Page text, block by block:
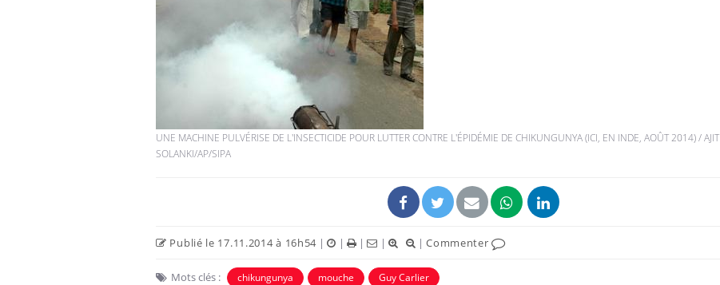
UNE MACHINE PULVÉRISE DE L'INSECTICIDE POUR LUTTER CONTRE L'ÉPIDÉMIE DE CHIKUNGUNYA (ICI, EN INDE, AOÛT 2014) / AJIT
SOLANKI/AP/SIPA
Publié le 17.11.2014 à 16h54 | | | | |Commenter
Mots clés : chikungunya mouche Guy Carlier
détecté chez un touriste
Grossesse à risque : ce jus
naturel attire l'attention
empiète de plus en plus
sur nos soirées
Cancer colorectal : une
stratégie simple aurait
basque